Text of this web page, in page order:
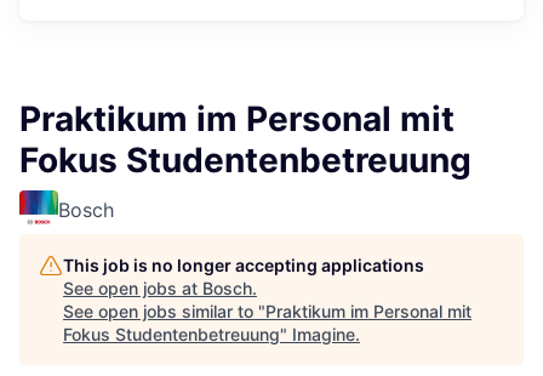
Praktikum im Personal mit
Fokus Studentenbetreuung
Bosch
This job is no longer accepting applications
See open jobs at Bosch.
See open jobs similar to "Praktikum im Personal mit
Fokus Studentenbetreuung" Imagine.